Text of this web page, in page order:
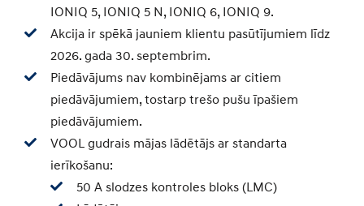
IONIQ 5, IONIQ 5 N, IONIQ 6, IONIQ 9.
Akcija ir spēkā jauniem klientu pasūtījumiem līdz
2026. gada 30. septembrim.
Piedāvājums nav kombinējams ar citiem
piedāvājumiem, tostarp trešo pušu īpašiem
piedāvājumiem.
VOOL gudrais mājas lādētājs ar standarta
ierīkošanu:
50 A slodzes kontroles bloks (LMC)